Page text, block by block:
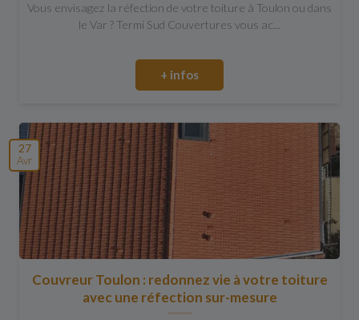
Vous envisagez la réfection de votre toiture à Toulon ou dans
le Var ? Termi Sud Couvertures vous ac...
+ infos
27
Avr
Couvreur Toulon : redonnez vie à votre toiture
avec une réfection sur-mesure